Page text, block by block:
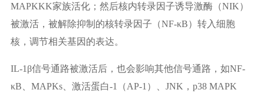
MAPKKK家族活化；然后核内转录因子诱导激酶（NIK）
被激活，被解除抑制的核转录因子（NF-κB）转入细胞
核，调节相关基因的表达。
IL-1β信号通路被激活后，也会影响其他信号通路，如NF-
κB、MAPKs、激活蛋白-1（AP-1）、JNK，p38 MAPK